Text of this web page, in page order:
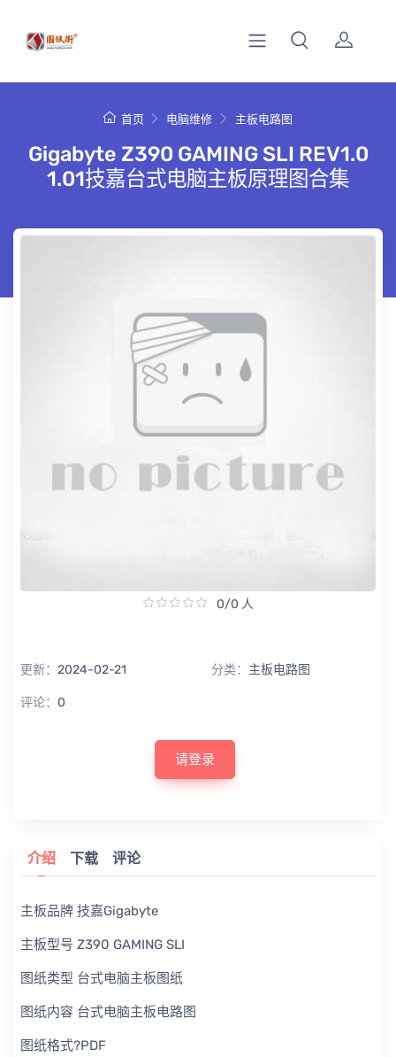
首页 电脑维修 主板电路图
Gigabyte Z390 GAMING SLI REV1.0
1.01技嘉台式电脑主板原理图合集
0/0 人
更新： 2024-02-21 分类： 主板电路图
评论： 0
请登录
介绍 下载 评论
主板品牌 技嘉Gigabyte
主板型号 Z390 GAMING SLI
图纸类型 台式电脑主板图纸
图纸内容 台式电脑主板电路图
图纸格式?PDF